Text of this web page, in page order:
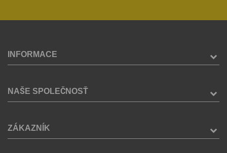
INFORMACE
NAŠE SPOLEČNOSŤ
ZÁKAZNÍK